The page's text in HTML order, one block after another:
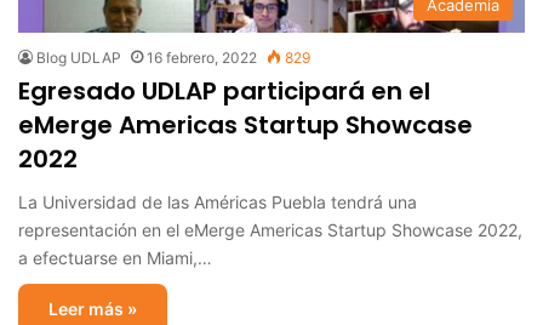
Academia
Blog UDLAP 16 febrero, 2022 829
Egresado UDLAP participará en el
eMerge Americas Startup Showcase
2022
La Universidad de las Américas Puebla tendrá una
representación en el eMerge Americas Startup Showcase 2022,
a efectuarse en Miami,…
Leer más »